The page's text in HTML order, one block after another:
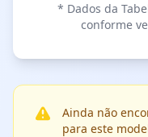
* Dados da
conforme
Ainda não
para este